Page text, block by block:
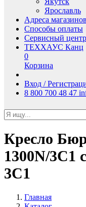
Ярославль
Адреса магазинов
Способы оплаты
Сервисный центр
ТЕХХАУС Канц
0
Корзина
Вход /
8 800 700 48 47
Кресло
1300N/3C1
3C1
Главная